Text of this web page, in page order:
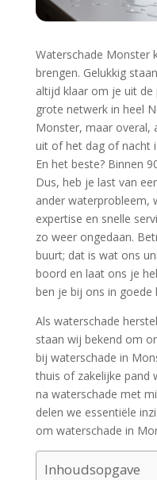
Waterschade Monster
brengen.​ Gelukkig
altijd klaar om je uit
grote netwerk in heel
Monster, maar overal,
uit of het dag of nacht
En het beste? Binnen
Dus, heb je last van
ander waterprobleem,
expertise en snelle
zo weer ongedaan.​
buurt; dat is wat ons
boord en laat ons je
ben je bij ons in goede
Als waterschade
staan wij bekend om
bij waterschade in
thuis of zakelijke pand
na waterschade met
delen we essentiële
om waterschade in
Inhoudsopgave